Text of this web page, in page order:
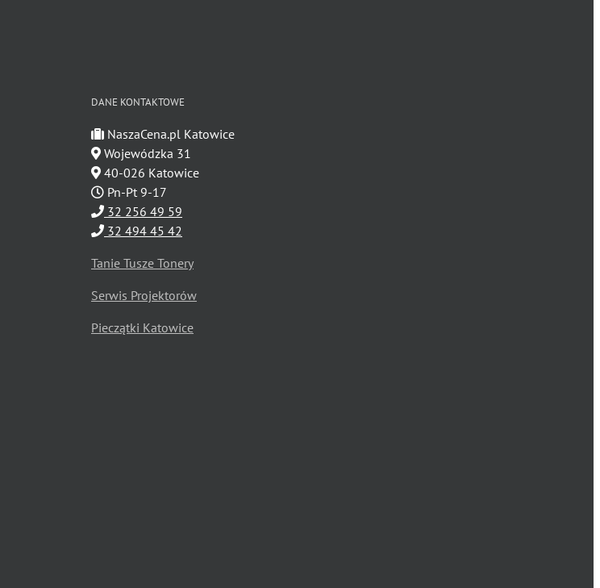
DANE KONTAKTOWE
NaszaCena.pl Katowice
Wojewódzka 31
40-026 Katowice
Pn-Pt 9-17
32 256 49 59
32 494 45 42
Tanie Tusze Tonery
Serwis Projektorów
Pieczątki Katowice